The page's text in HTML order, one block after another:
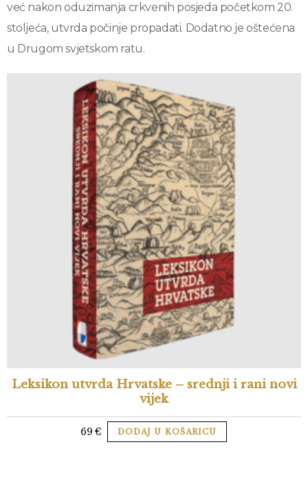
već nakon oduzimanja crkvenih posjeda početkom 20.
stoljeća, utvrda počinje propadati. Dodatno je oštećena
u Drugom svjetskom ratu.
Leksikon utvrda Hrvatske – srednji i rani novi
vijek
69 € DODAJ U KOŠARICU